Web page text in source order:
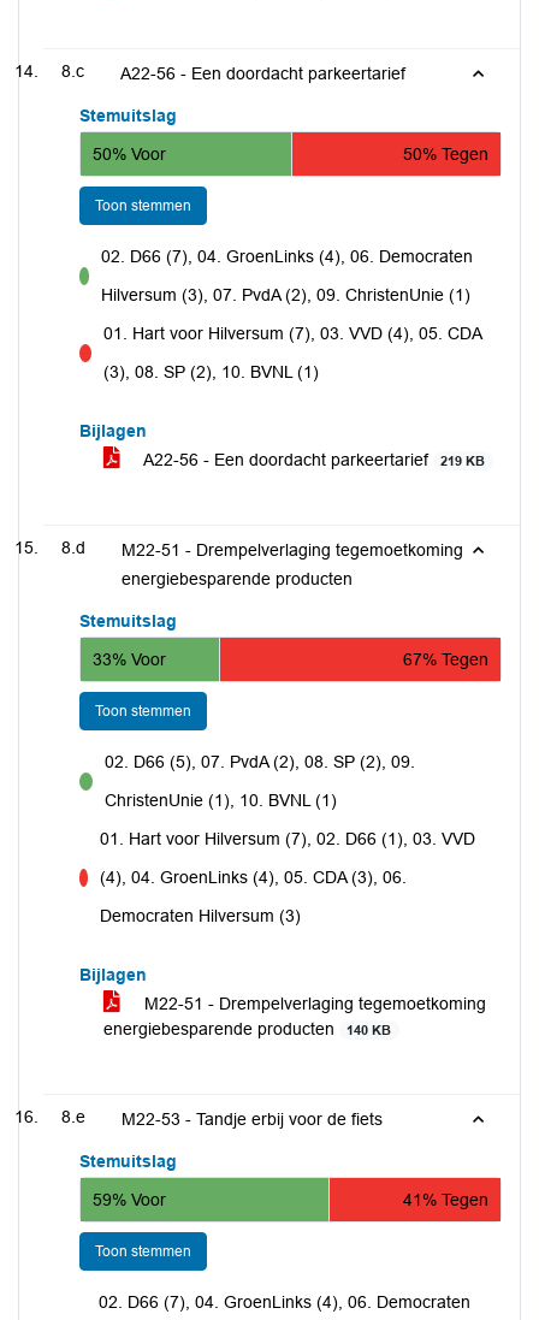
8.c A22-56 - Een doordacht parkeertarief
Stemuitslag
50% Voor
50% Tegen
Toon stemmen
voor
02. D66 (7), 04. GroenLinks (4), 06. Democraten
Hilversum (3), 07. PvdA (2), 09. ChristenUnie (1)
tegen
01. Hart voor Hilversum (7), 03. VVD (4), 05. CDA
(3), 08. SP (2), 10. BVNL (1)
Bijlagen
A22-56 - Een doordacht parkeertarief
219 KB
8.d
M22-51 - Drempelverlaging tegemoetkoming
energiebesparende producten
Stemuitslag
33% Voor
67% Tegen
Toon stemmen
voor
02. D66 (5), 07. PvdA (2), 08. SP (2), 09.
ChristenUnie (1), 10. BVNL (1)
01. Hart voor Hilversum (7), 02. D66 (1), 03. VVD
(4), 04. GroenLinks (4), 05. CDA (3), 06.
Democraten Hilversum (3)
Bijlagen
M22-51 - Drempelverlaging tegemoetkoming
energiebesparende producten
140 KB
8.e M22-53 - Tandje erbij voor de fiets
Stemuitslag
59% Voor
41% Tegen
Toon stemmen
02. D66 (7), 04. GroenLinks (4), 06. Democraten